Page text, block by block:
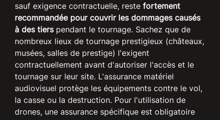
sauf exigence contractuelle, reste fortement
recommandée pour couvrir les dommages causés
à des tierspendant le tournage. Sachez que de
nombreux lieux de tournage prestigieux (châteaux,
musées, salles de prestige) l'exigent
contractuellement avant d'autoriser l'accès et le
tournage sur leur site. L'assurance matériel
audiovisuel protège les équipements contre le vol,
la casse ou la destruction. Pour l'utilisation de
drones, une assurance spécifique est obligatoire